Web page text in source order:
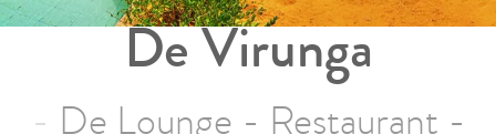
De Virunga
De Lounge - Restaurant -